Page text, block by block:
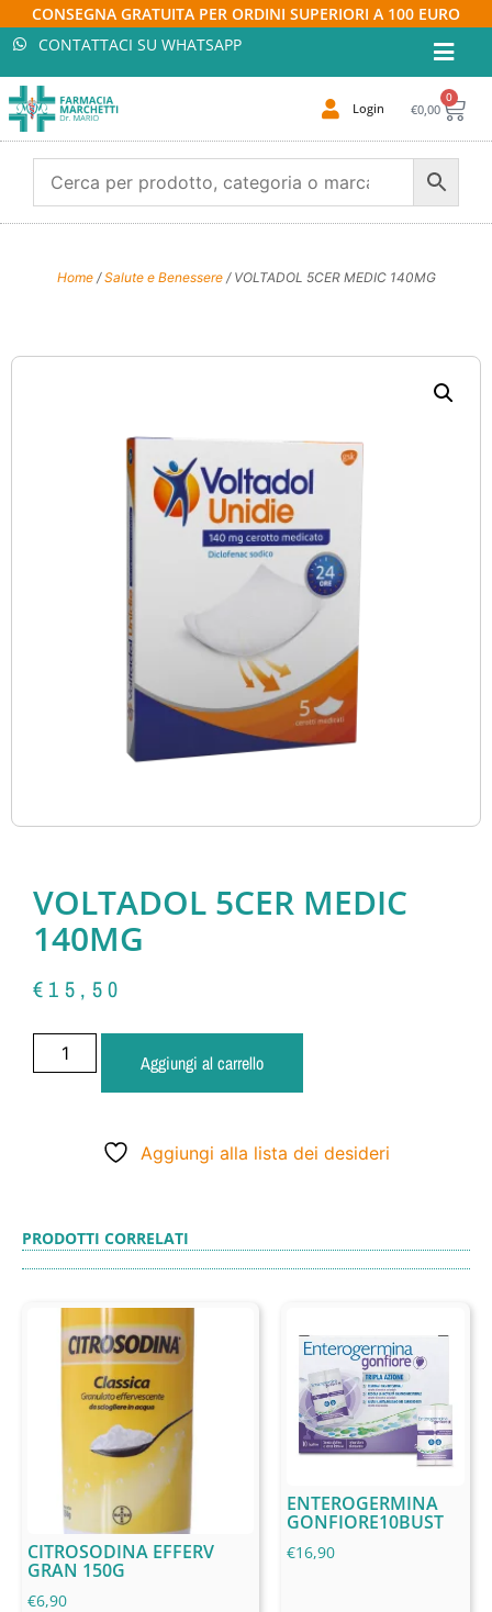
CONSEGNA GRATUITA PER ORDINI SUPERIORI A 100 EURO
CONTATTACI SU WHATSAPP
Login €0,00
0
Home/Salute e Benessere/ VOLTADOL 5CER MEDIC 140MG
VOLTADOL 5CER MEDIC
140MG
€ 15,50
Aggiungi al carrello
Aggiungi alla lista dei desideri
PRODOTTI CORRELATI
CITROSODINA EFFERV
GRAN 150G
€6,90
ENTEROGERMINA
GONFIORE10BUST
€16,90